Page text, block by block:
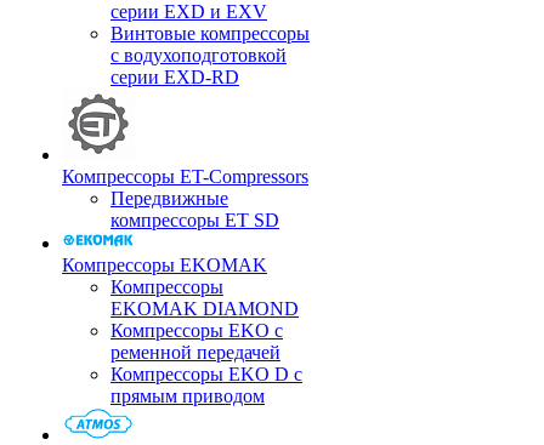
серии EXD и EXV
Винтовые компрессоры
с водухоподготовкой
серии EXD-RD
Компрессоры ET-Compressors
Передвижные
компрессоры ET SD
Компрессоры EKOMAK
Компрессоры
EKOMAK DIAMOND
Компрессоры EKO c
ременной передачей
Компрессоры EKO D с
прямым приводом